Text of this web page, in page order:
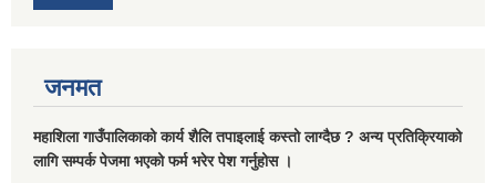
जनमत
महाशिला गाउँपालिकाको कार्य शैलि तपाइलाई कस्तो लाग्दैछ ? अन्य प्रतिक्रियाको
लागि सम्पर्क पेजमा भएको फर्म भरेर पेश गर्नुहोस ।